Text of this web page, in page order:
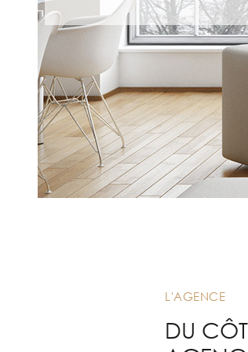
CH
CH
E
Surface
SURFACE
L'AGENCE
DU